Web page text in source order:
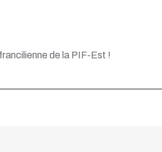
de la PIF-Est !